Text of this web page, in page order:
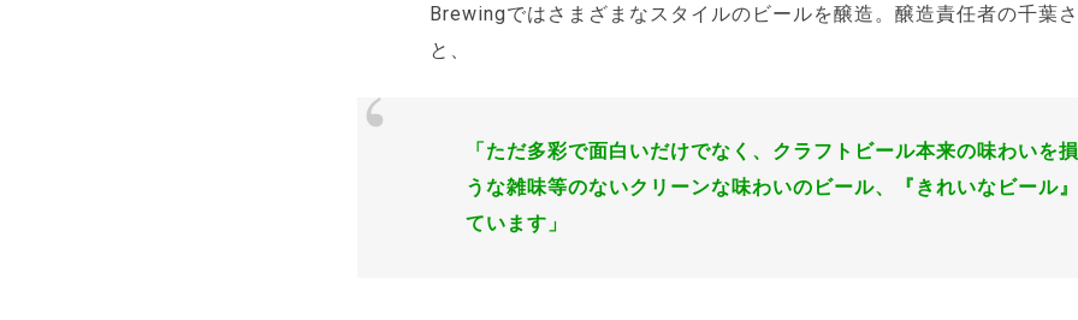
Brewingではさまざまなスタイルのビールを醸造。醸造責任者の千葉
と、
「ただ多彩で面白いだけでなく、クラフトビール本来の味わいを
うな雑味等のないクリーンな味わいのビール、『きれいなビール
ています」